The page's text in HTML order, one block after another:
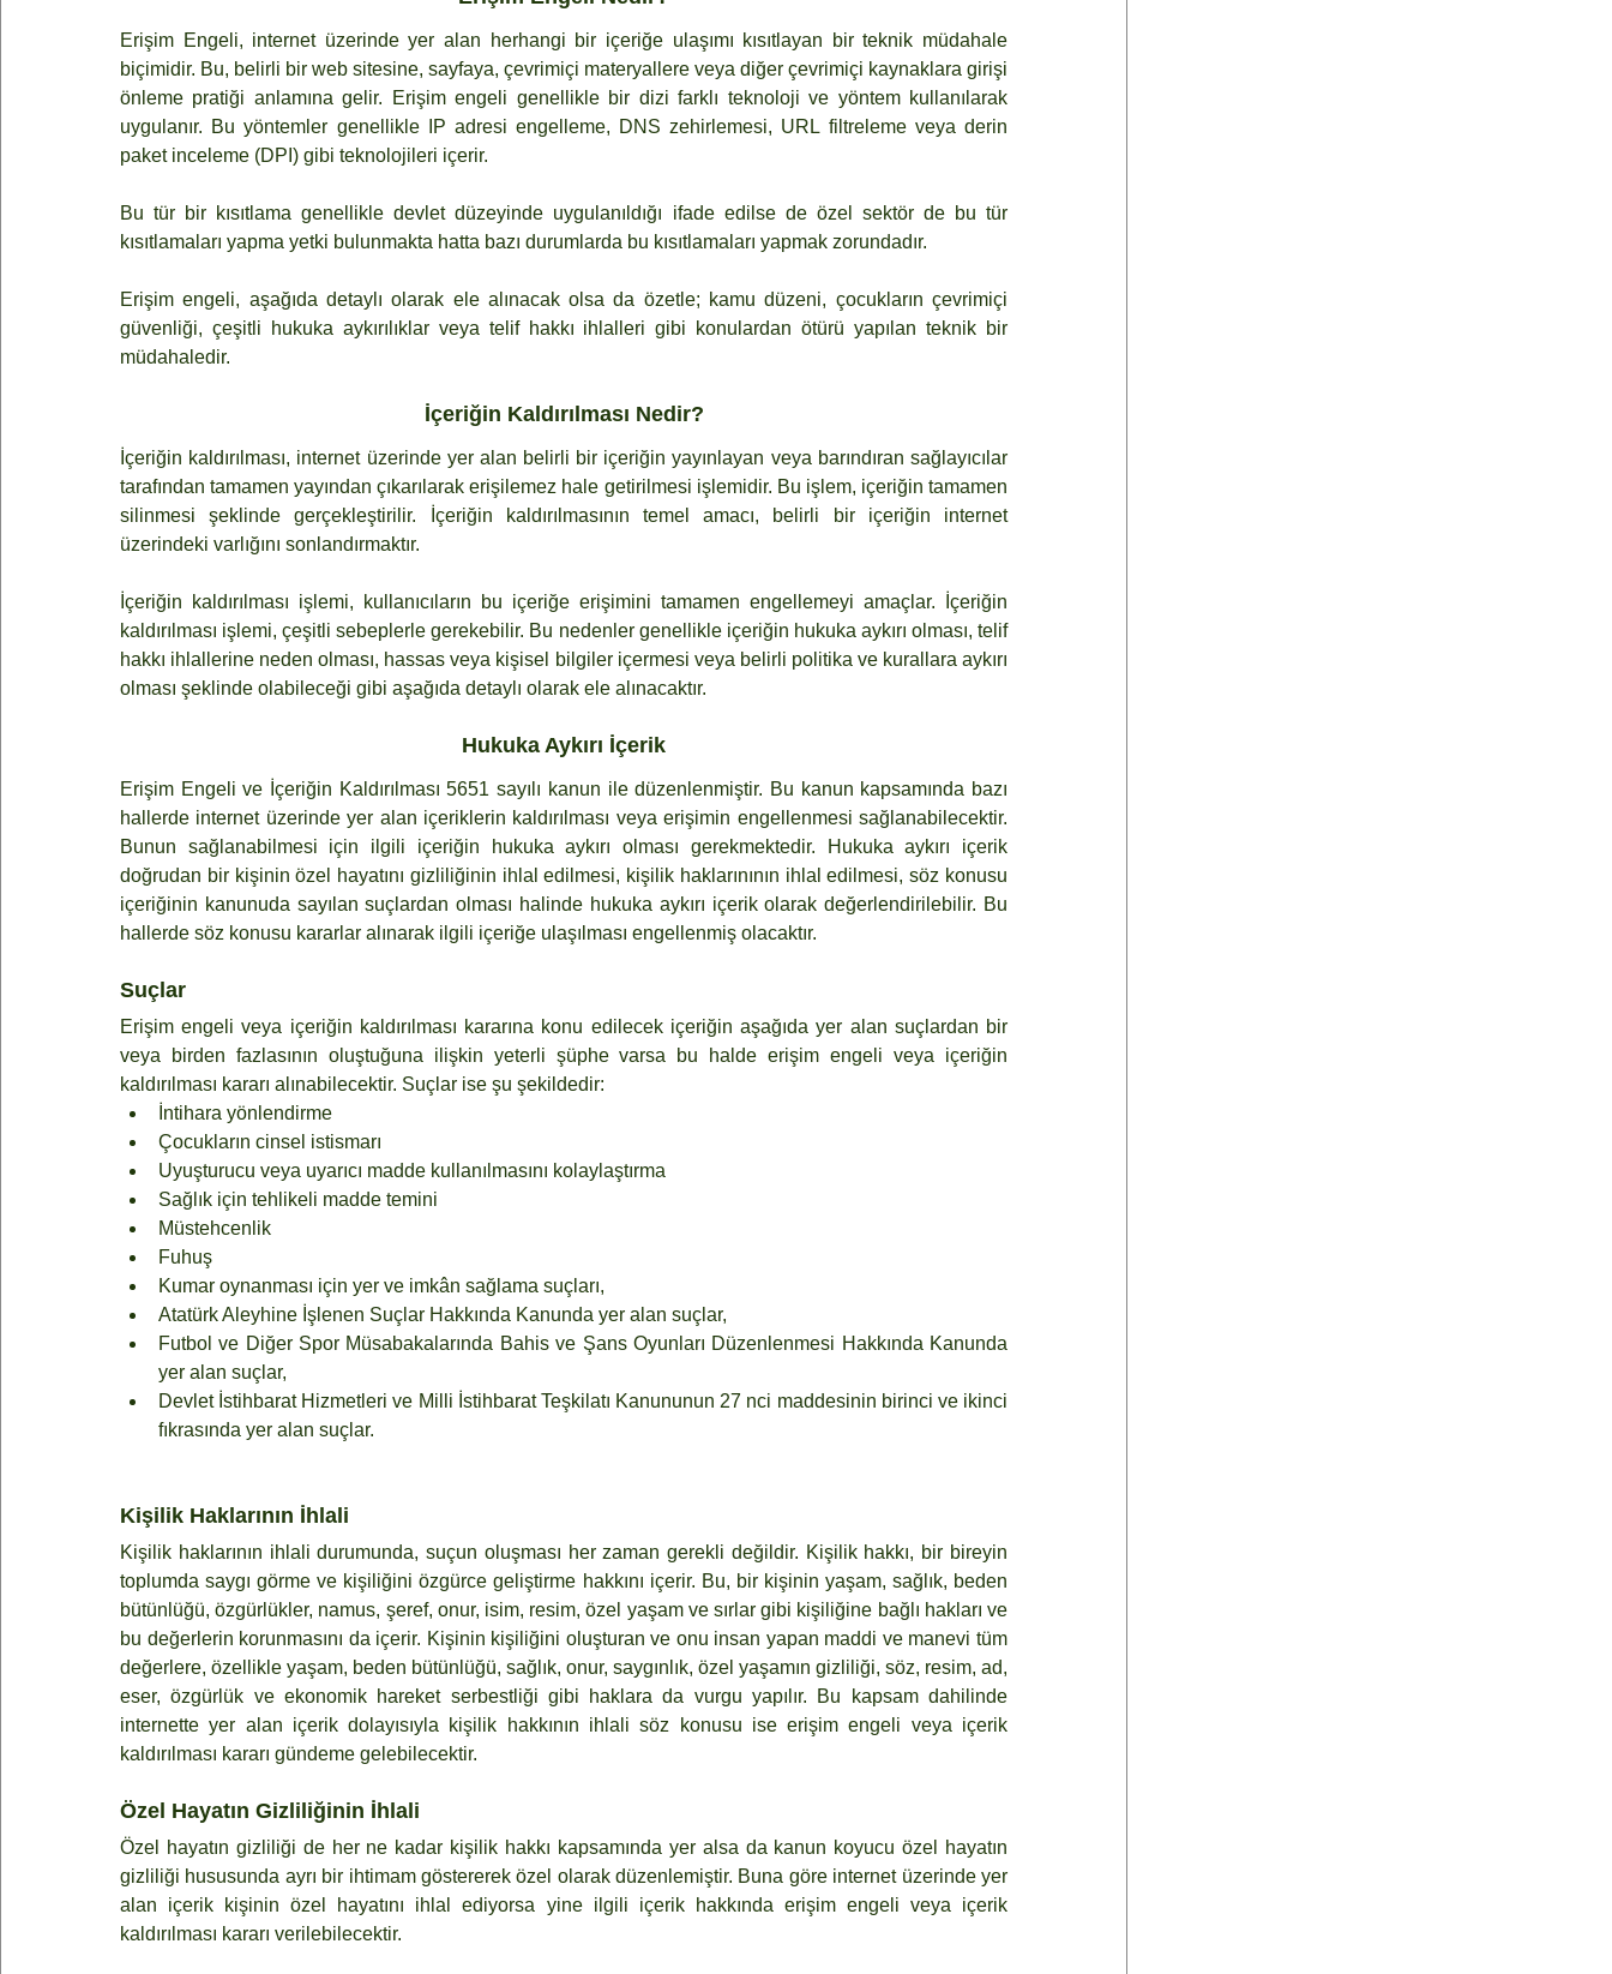
Erişim Engeli, internet üzerinde yer alan herhangi bir içeriğe ulaşımı kısıtlayan bir teknik müdahale
biçimidir. Bu, belirli bir web sitesine, sayfaya, çevrimiçi materyallere veya diğer çevrimiçi kaynaklara girişi
önleme pratiği anlamına gelir. Erişim engeli genellikle bir dizi farklı teknoloji ve yöntem kullanılarak
uygulanır. Bu yöntemler genellikle IP adresi engelleme, DNS zehirlemesi, URL filtreleme veya derin
paket inceleme (DPI) gibi teknolojileri içerir.
Bu tür bir kısıtlama genellikle devlet düzeyinde uygulanıldığı ifade edilse de özel sektör de bu tür
kısıtlamaları yapma yetki bulunmakta hatta bazı durumlarda bu kısıtlamaları yapmak zorundadır.
Erişim engeli, aşağıda detaylı olarak ele alınacak olsa da özetle; kamu düzeni, çocukların çevrimiçi
güvenliği, çeşitli hukuka aykırılıklar veya telif hakkı ihlalleri gibi konulardan ötürü yapılan teknik bir
müdahaledir.
İçeriğin Kaldırılması Nedir?
İçeriğin kaldırılması, internet üzerinde yer alan belirli bir içeriğin yayınlayan veya barındıran sağlayıcılar
tarafından tamamen yayından çıkarılarak erişilemez hale getirilmesi işlemidir. Bu işlem, içeriğin tamamen
silinmesi şeklinde gerçekleştirilir. İçeriğin kaldırılmasının temel amacı, belirli bir içeriğin internet
üzerindeki varlığını sonlandırmaktır.
İçeriğin kaldırılması işlemi, kullanıcıların bu içeriğe erişimini tamamen engellemeyi amaçlar. İçeriğin
kaldırılması işlemi, çeşitli sebeplerle gerekebilir. Bu nedenler genellikle içeriğin hukuka aykırı olması, telif
hakkı ihlallerine neden olması, hassas veya kişisel bilgiler içermesi veya belirli politika ve kurallara aykırı
olması şeklinde olabileceği gibi aşağıda detaylı olarak ele alınacaktır.
Hukuka Aykırı İçerik
Erişim Engeli ve İçeriğin Kaldırılması 5651 sayılı kanun ile düzenlenmiştir. Bu kanun kapsamında bazı
hallerde internet üzerinde yer alan içeriklerin kaldırılması veya erişimin engellenmesi sağlanabilecektir.
Bunun sağlanabilmesi için ilgili içeriğin hukuka aykırı olması gerekmektedir. Hukuka aykırı içerik
doğrudan bir kişinin özel hayatını gizliliğinin ihlal edilmesi, kişilik haklarınının ihlal edilmesi, söz konusu
içeriğinin kanunuda sayılan suçlardan olması halinde hukuka aykırı içerik olarak değerlendirilebilir. Bu
hallerde söz konusu kararlar alınarak ilgili içeriğe ulaşılması engellenmiş olacaktır.
Suçlar
Erişim engeli veya içeriğin kaldırılması kararına konu edilecek içeriğin aşağıda yer alan suçlardan bir
veya birden fazlasının oluştuğuna ilişkin yeterli şüphe varsa bu halde erişim engeli veya içeriğin
kaldırılması kararı alınabilecektir. Suçlar ise şu şekildedir:
İntihara yönlendirme
Çocukların cinsel istismarı
Uyuşturucu veya uyarıcı madde kullanılmasını kolaylaştırma
Sağlık için tehlikeli madde temini
Müstehcenlik
Fuhuş
Kumar oynanması için yer ve imkân sağlama suçları,
Atatürk Aleyhine İşlenen Suçlar Hakkında Kanunda yer alan suçlar,
Futbol ve Diğer Spor Müsabakalarında Bahis ve Şans Oyunları Düzenlenmesi Hakkında Kanunda
yer alan suçlar,
Devlet İstihbarat Hizmetleri ve Milli İstihbarat Teşkilatı Kanununun 27 nci maddesinin birinci ve ikinci
fıkrasında yer alan suçlar.
Kişilik Haklarının İhlali
Kişilik haklarının ihlali durumunda, suçun oluşması her zaman gerekli değildir. Kişilik hakkı, bir bireyin
toplumda saygı görme ve kişiliğini özgürce geliştirme hakkını içerir. Bu, bir kişinin yaşam, sağlık, beden
bütünlüğü, özgürlükler, namus, şeref, onur, isim, resim, özel yaşam ve sırlar gibi kişiliğine bağlı hakları ve
bu değerlerin korunmasını da içerir. Kişinin kişiliğini oluşturan ve onu insan yapan maddi ve manevi tüm
değerlere, özellikle yaşam, beden bütünlüğü, sağlık, onur, saygınlık, özel yaşamın gizliliği, söz, resim, ad,
eser, özgürlük ve ekonomik hareket serbestliği gibi haklara da vurgu yapılır. Bu kapsam dahilinde
internette yer alan içerik dolayısıyla kişilik hakkının ihlali söz konusu ise erişim engeli veya içerik
kaldırılması kararı gündeme gelebilecektir.
Özel Hayatın Gizliliğinin İhlali
Özel hayatın gizliliği de her ne kadar kişilik hakkı kapsamında yer alsa da kanun koyucu özel hayatın
gizliliği hususunda ayrı bir ihtimam göstererek özel olarak düzenlemiştir. Buna göre internet üzerinde yer
alan içerik kişinin özel hayatını ihlal ediyorsa yine ilgili içerik hakkında erişim engeli veya içerik
kaldırılması kararı verilebilecektir.